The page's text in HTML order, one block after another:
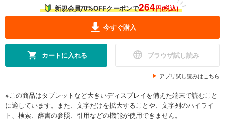
新規会員70%OFFクーポンで264円(税込)
今すぐ購入
カートに入れる ブラウザ試し読み
アプリ試し読みはこちら
※この商品はタブレットなど大きいディスプレイを備えた端末で読むこと
に適しています。また、文字だけを拡大することや、文字列のハイライ
ト、検索、辞書の参照、引用などの機能が使用できません。